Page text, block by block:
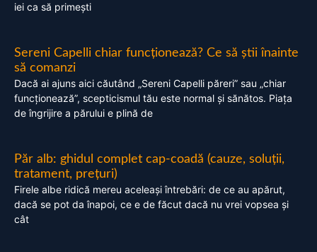
iei ca să primești
Sereni Capelli chiar funcționează? Ce să știi înainte
să comanzi
Dacă ai ajuns aici căutând „Sereni Capelli păreri” sau „chiar
funcționează”, scepticismul tău este normal și sănătos. Piața
de îngrijire a părului e plină de
Păr alb: ghidul complet cap-coadă (cauze, soluții,
tratament, prețuri)
Firele albe ridică mereu aceleași întrebări: de ce au apărut,
dacă se pot da înapoi, ce e de făcut dacă nu vrei vopsea și
cât